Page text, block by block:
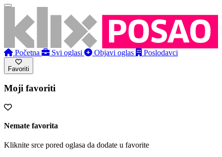
Početna Svi oglasi Objavi oglas Poslodavci
Favoriti
Moji favoriti
Nemate favorita
Kliknite srce pored oglasa da dodate u favorite